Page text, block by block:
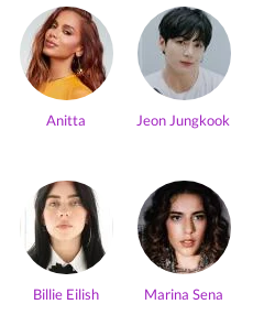
Anitta Jeon Jungkook
Billie Eilish Marina Sena